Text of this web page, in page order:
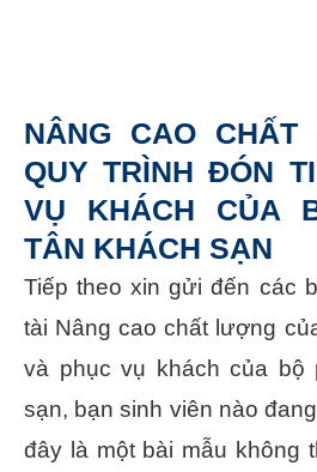
NÂNG CAO CHẤT
QUY TRÌNH ĐÓN
VỤ KHÁCH CỦA
TÂN KHÁCH SẠN
Tiếp theo xin gửi đến các
tài Nâng cao chất lượng
và phục vụ khách của bộ
sạn, bạn sinh viên nào
đây là một bài mẫu không